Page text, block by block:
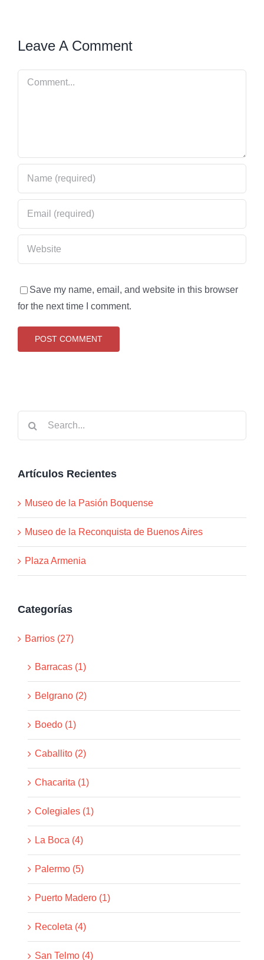
Leave A Comment
Comment
Save my name, email, and website in this browser
for the next time I comment.
Artículos Recientes
Museo de la Pasión Boquense
Museo de la Reconquista de Buenos Aires
Plaza Armenia
Categorías
Barrios (27)
Barracas (1)
Belgrano (2)
Boedo (1)
Caballito (2)
Chacarita (1)
Colegiales (1)
La Boca (4)
Palermo (5)
Puerto Madero (1)
Recoleta (4)
San Telmo (4)